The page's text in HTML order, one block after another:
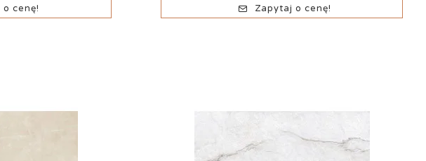
cenę!
Zapytaj o cenę!